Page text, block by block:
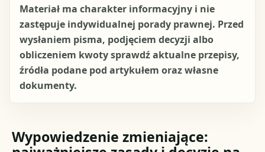
Materiał ma charakter informacyjny i nie
zastępuje indywidualnej porady prawnej. Przed
wysłaniem pisma, podjęciem decyzji albo
obliczeniem kwoty sprawdź aktualne przepisy,
źródła podane pod artykułem oraz własne
dokumenty.
Wypowiedzenie zmieniające: